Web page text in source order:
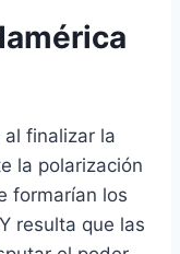
finalizar la
la polarización
formarían los
resulta que las